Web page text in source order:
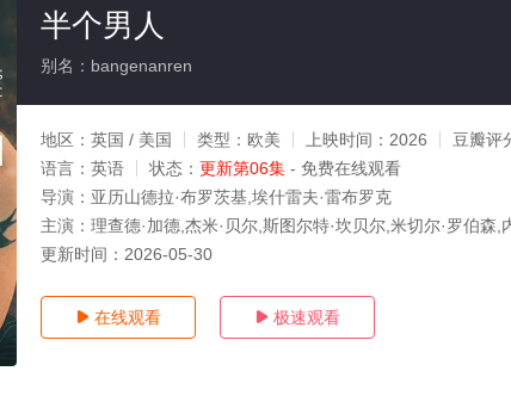
半个男人
别名：bangenanren
地区： 英国 / 美国 类型： 欧美 上映时间： 2026 豆瓣评
语言： 英语 状态： 更新第06集 - 免费在线观看
导演： 亚历山德拉·布罗茨基,埃什雷夫·雷布罗克
主演： 理查德·加德,杰米·贝尔,斯图尔特·坎贝尔,米切尔·罗伯森,
更新时间： 2026-05-30
 在线观看  极速观看